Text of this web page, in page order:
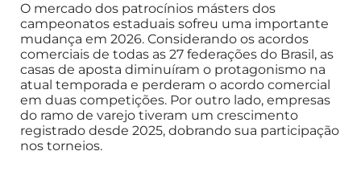
O mercado dos patrocínios másters dos
campeonatos estaduais sofreu uma importante
mudança em 2026. Considerando os acordos
comerciais de todas as 27 federações do Brasil, as
casas de aposta diminuíram o protagonismo na
atual temporada e perderam o acordo comercial
em duas competições. Por outro lado, empresas
do ramo de varejo tiveram um crescimento
registrado desde 2025, dobrando sua participação
nos torneios.